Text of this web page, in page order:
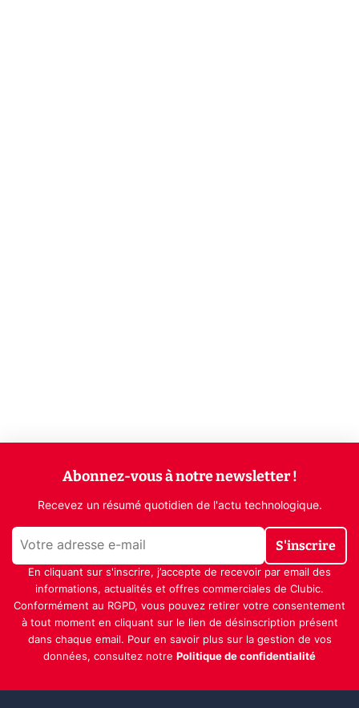
Abonnez-vous à notre newsletter !
Recevez un résumé quotidien de l'actu technologique.
S'inscrire
En cliquant sur s'inscrire, j’accepte de recevoir par email des
informations, actualités et offres commerciales de Clubic.
Conformément au RGPD, vous pouvez retirer votre consentement
à tout moment en cliquant sur le lien de désinscription présent
dans chaque email. Pour en savoir plus sur la gestion de vos
données, consultez notre Politique de confidentialité